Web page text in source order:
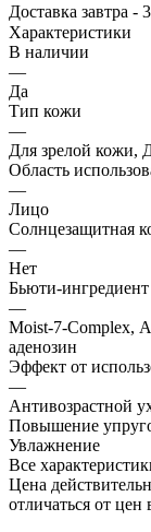
Доставка завтра -
Характеристики
В наличии
—
Да
Тип кожи
—
Для зрелой кожи,
Область
—
Лицо
Солнцезащитная
—
Нет
Бьюти-ингредиент
—
Moist-7-Complex,
аденозин
Эффект от
—
Антивозрастной
Повышение
Увлажнение
Все
Цена
отличаться от